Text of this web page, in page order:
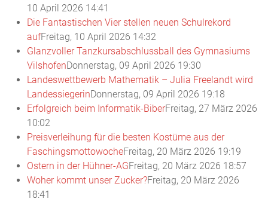
10 April 2026 14:41
Die Fantastischen Vier stellen neuen Schulrekord
aufFreitag, 10 April 2026 14:32
Glanzvoller Tanzkursabschlussball des Gymnasiums
VilshofenDonnerstag, 09 April 2026 19:30
Landeswettbewerb Mathematik – Julia Freelandt wird
LandessiegerinDonnerstag, 09 April 2026 19:18
Erfolgreich beim Informatik-BiberFreitag, 27 März 2026
10:02
Preisverleihung für die besten Kostüme aus der
FaschingsmottowocheFreitag, 20 März 2026 19:19
Ostern in der Hühner-AGFreitag, 20 März 2026 18:57
Woher kommt unser Zucker?Freitag, 20 März 2026
18:41